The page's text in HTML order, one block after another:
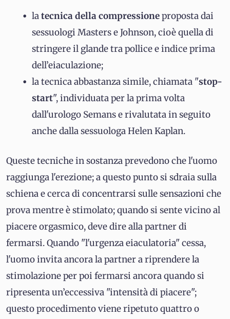
latecnica della compressioneproposta dai
sessuologi Masters e Johnson, cioè quella di
stringere il glande tra pollice e indice prima
dell’eiaculazione;
la tecnica abbastanza simile, chiamata "stop-
start", individuata per la prima volta
dall'urologo Semans e rivalutata in seguito
anche dalla sessuologa Helen Kaplan.
Queste tecniche in sostanza prevedono che l'uomo
raggiunga l'erezione; a questo punto si sdraia sulla
schiena e cerca di concentrarsi sulle sensazioni che
prova mentre è stimolato; quando si sente vicino al
piacere orgasmico, deve dire alla partner di
fermarsi. Quando "l'urgenza eiaculatoria" cessa,
l'uomo invita ancora la partner a riprendere la
stimolazione per poi fermarsi ancora quando si
ripresenta un’eccessiva "intensità di piacere";
questo procedimento viene ripetuto quattro o